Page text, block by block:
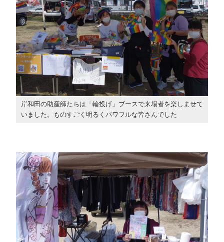
岸和田の助産師たちは「輪投げ」ブースで来場者を楽しませて
いました。ものすごく明るくパワフルな皆さんでした